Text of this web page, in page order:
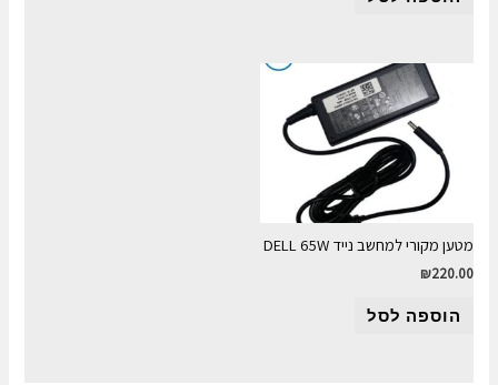
מטען מקורי למחשב נייד DELL 65W
₪220.00
הוספה לסל